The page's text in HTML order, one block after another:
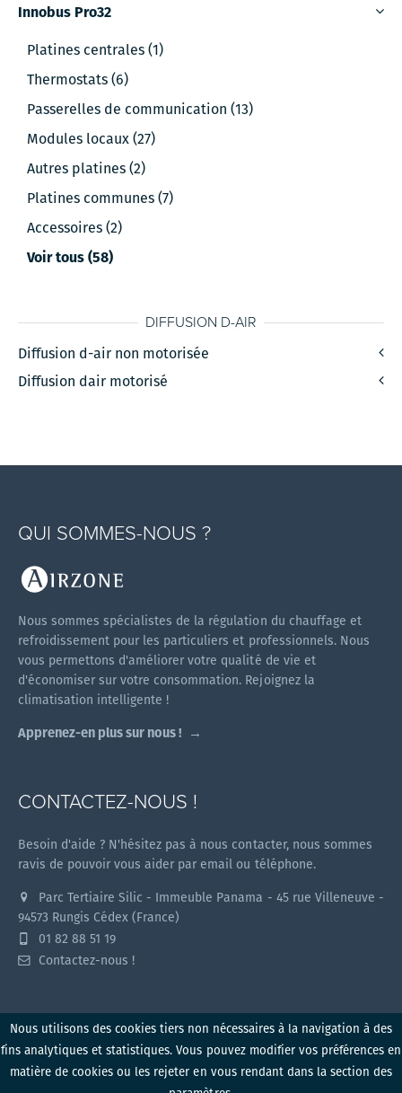
Nous utilisons des cookies tiers non nécessaires à la navigation à des
fins analytiques et statistiques. Vous pouvez modifier vos préférences en
matière de cookies ou les rejeter en vous rendant dans la section des
Innobus Pro32
Platines centrales (1)
Thermostats (6)
Passerelles de communication (13)
Modules locaux (27)
Autres platines (2)
Platines communes (7)
Accessoires (2)
Voir tous (58)
DIFFUSION D-AIR
Diffusion d-air non motorisée
Diffusion dair motorisé
QUI SOMMES-NOUS ?
Nous sommes spécialistes de la régulation du chauffage et
refroidissement pour les particuliers et professionnels. Nous
vous permettons d'améliorer votre qualité de vie et
d'économiser sur votre consommation. Rejoignez la
climatisation intelligente !
Apprenez-en plus sur nous !
CONTACTEZ-NOUS !
Besoin d'aide ? N'hésitez pas à nous contacter, nous sommes
ravis de pouvoir vous aider par email ou téléphone.
Parc Tertiaire Silic - Immeuble Panama - 45 rue Villeneuve -
94573 Rungis Cédex (France)
01 82 88 51 19
Contactez-nous !
Myzone v1.2.0 (2026)